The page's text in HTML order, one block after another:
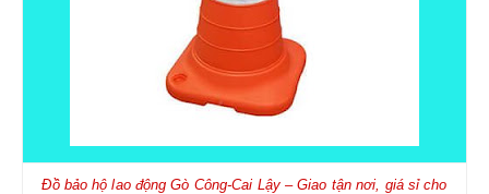
Đồ bảo hộ lao độngGò Công-Cai Lậy– Giao tận nơi, giá sỉ cho